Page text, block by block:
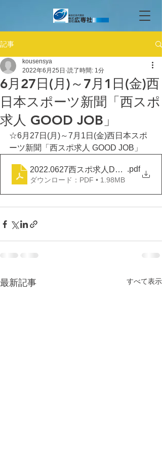
記事
6月27日(月)～7月1日(金)西
日本スポーツ新聞「西スポ
求人 GOOD JOB」
kousensya
2022年6月25日 読了時間: 1分
☆6月27日(月)～7月1日(金)西日本スポ
ーツ新聞「西スポ求人 GOOD JOB」
2022.0627西スポ求人DOOD JOB
.pdf
ダウンロード：PDF • 1.98MB
最新記事 すべて表示